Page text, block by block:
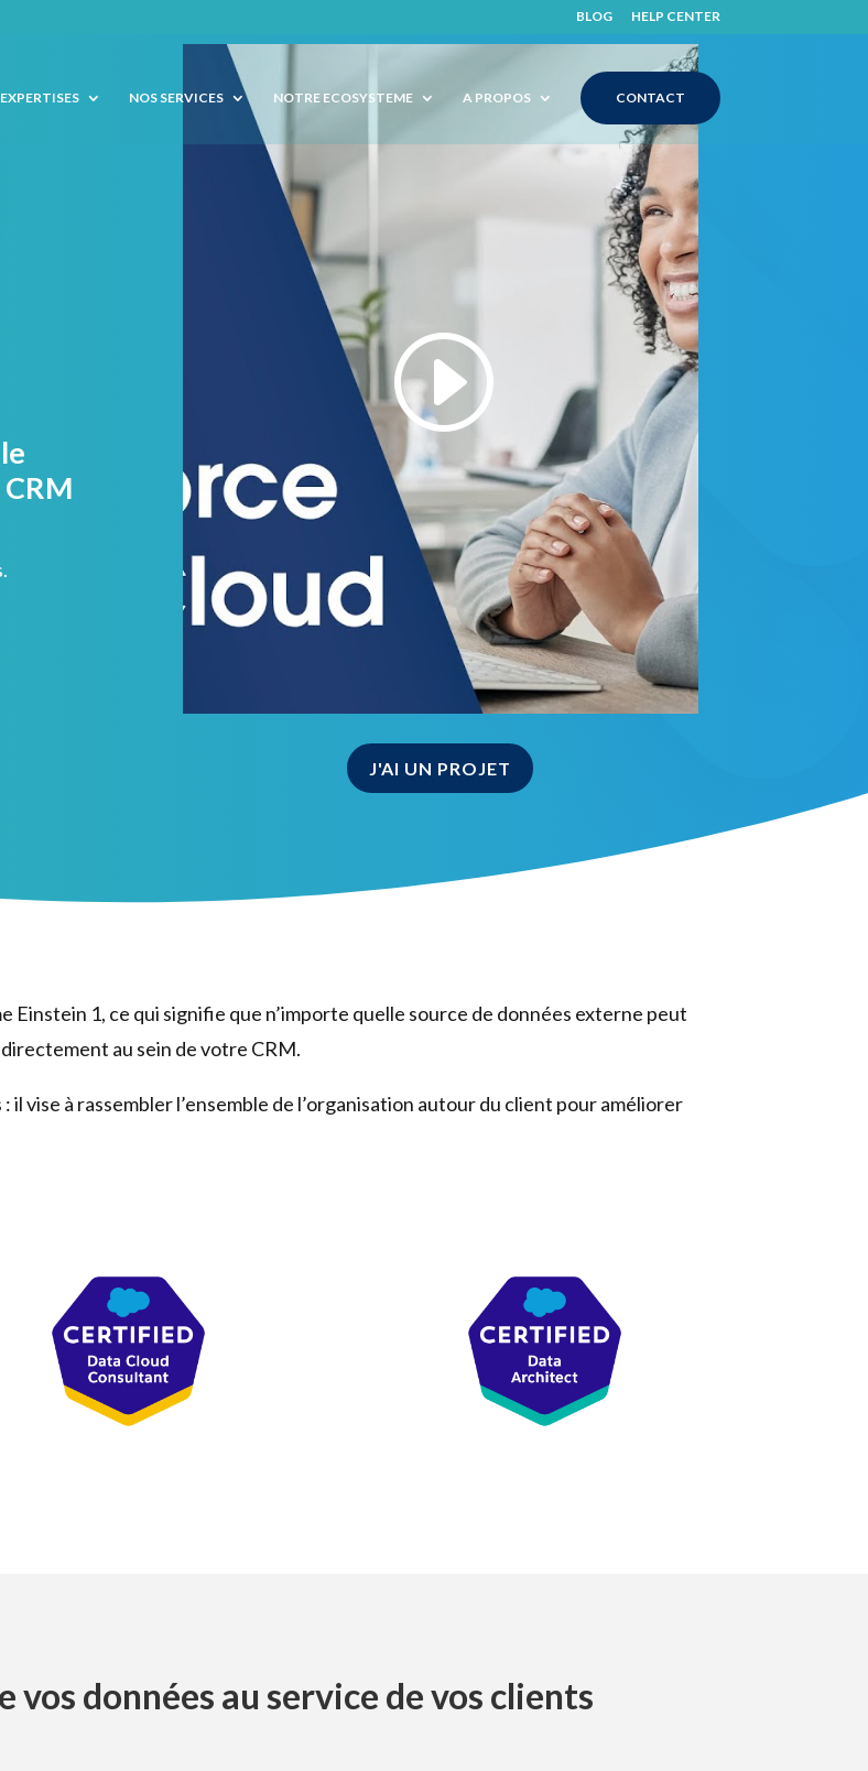
BLOG HELP CENTER
NOS SERVICES NOTRE ECOSYSTEME A PROPOS CONTACT
J'AI UN PROJET
1, ce qui signifie que n’importe quelle source de données externe peut
au sein de votre CRM.
il vise à rassembler l’ensemble de l’organisation autour du client pour améliorer
vos données au service de vos clients